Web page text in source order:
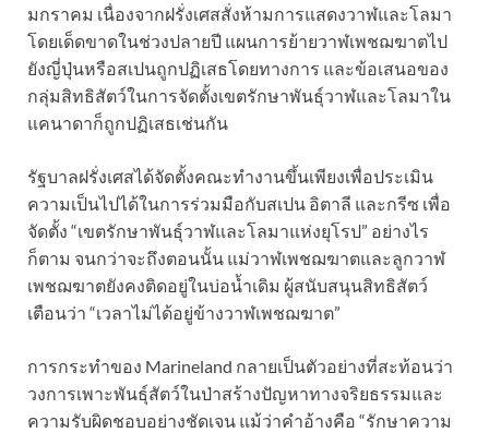
มกราคม เนื่องจากฝรั่งเศสสั่งห้ามการแสดงวาฬและโลมา
โดยเด็ดขาดในช่วงปลายปี แผนการย้ายวาฬเพชฌฆาตไป
ยังญี่ปุ่นหรือสเปนถูกปฏิเสธโดยทางการ และข้อเสนอของ
กลุ่มสิทธิสัตว์ในการจัดตั้งเขตรักษาพันธุ์วาฬและโลมาใน
แคนาดาก็ถูกปฏิเสธเช่นกัน
รัฐบาลฝรั่งเศสได้จัดตั้งคณะทำงานขึ้นเพียงเพื่อประเมิน
ความเป็นไปได้ในการร่วมมือกับสเปน อิตาลี และกรีซ เพื่อ
จัดตั้ง “เขตรักษาพันธุ์วาฬและโลมาแห่งยุโรป” อย่างไร
ก็ตาม จนกว่าจะถึงตอนนั้น แม่วาฬเพชฌฆาตและลูกวาฬ
เพชฌฆาตยังคงติดอยู่ในบ่อน้ำเดิม ผู้สนับสนุนสิทธิสัตว์
เตือนว่า “เวลาไม่ได้อยู่ข้างวาฬเพชฌฆาต”
การกระทำของ Marineland กลายเป็นตัวอย่างที่สะท้อนว่า
วงการเพาะพันธุ์สัตว์ในป่าสร้างปัญหาทางจริยธรรมและ
ความรับผิดชอบอย่างชัดเจน แม้ว่าคำอ้างคือ “รักษาความ